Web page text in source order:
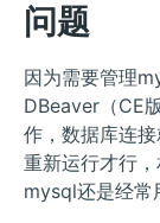
问题
因为需要管理
DBeaver（CE
作，数据库连
重新运行才行
mysql还是经常